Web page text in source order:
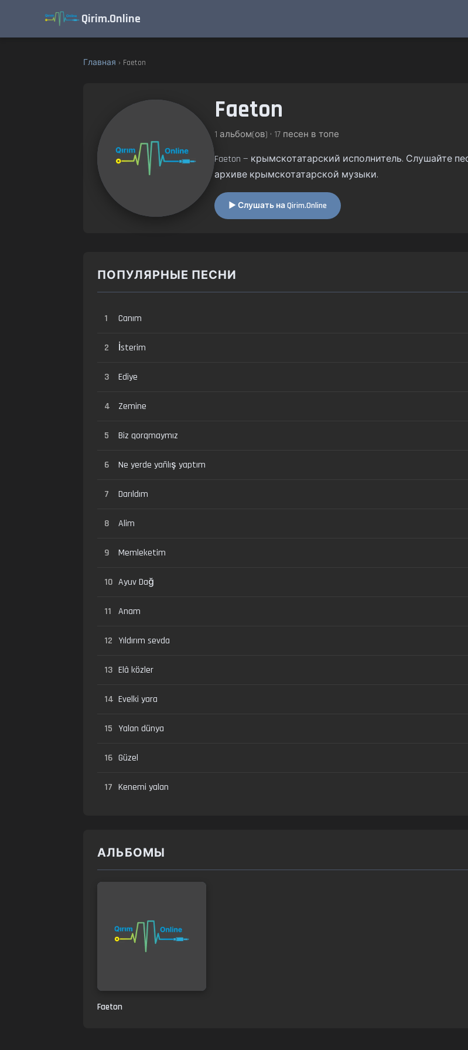
Qirim.Online
Главная › Faeton
Faeton
1 альбом(ов) • 17 песен в топе
Faeton — крымскотатарский исполнитель. Слушайте
архиве крымскотатарской музыки.
▶ Слушать на Qirim.Online
ПОПУЛЯРНЫЕ ПЕСНИ
1 Canım
2 İsterim
3 Ediye
4 Zemine
5 Biz qorqmaymız
6 Ne yerde yañlış yaptım
7 Darıldım
8 Alim
9 Memleketim
10 Ayuv Dağ
11 Anam
12 Yıldırım sevda
13 Elâ közler
14 Evelki yara
15 Yalan dünya
16 Güzel
17 Kenemi yalan
АЛЬБОМЫ
Faeton